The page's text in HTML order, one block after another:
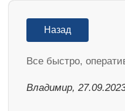
Назад
Все быстро,
Владимир,